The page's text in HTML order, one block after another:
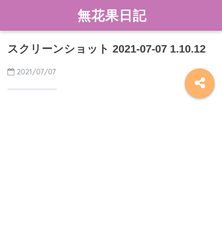
無花果日記
スクリーンショット 2021-07-07 1.10.12
2021/07/07